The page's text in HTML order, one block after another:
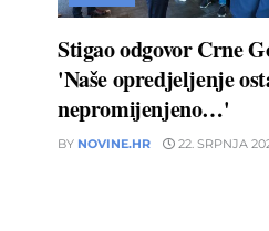
Stigao odgovor Crne
'Naše opredjeljenje
nepromijenjeno…'
BY NOVINE.HR 22. SRPNJA